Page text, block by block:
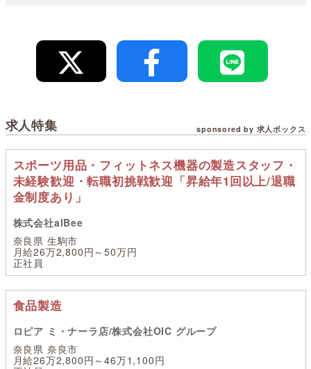
求人特集 sponsored by 求人ボックス
スポーツ用品・フィットネス機器の製造スタッフ・
未経験歓迎・転職初挑戦歓迎「昇給年1回以上/退職
金制度あり」
株式会社alBee
奈良県 生駒市
月給26万2,800円～50万円
正社員
食品製造
ロピア ミ・ナーラ店/株式会社OIC グループ
奈良県 奈良市
月給26万2,800円～46万1,100円